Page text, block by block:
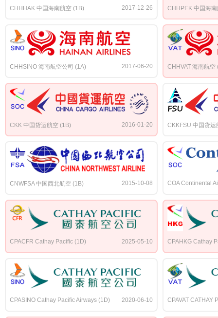
CHHHAK 中国海南航空 (1B) 2017-12-26 CHHPEK 中国海
CHHSINO 海南航空公司 (1A) 2017-06-20 CHHVAT 海南航空
CKK 中国货运航空 (1B) 2016-01-20 CKKFSU 中国货运
CNWFSA 中国西北航空 (1B) 2015-10-08 COA Continental
CPACFR Cathay Pacific (1D) 2025-05-10 CPAHKG Cathay
CPASINO Cathay Pacific Airways (1D) 2020-06-10 CPAVAT CATHAY